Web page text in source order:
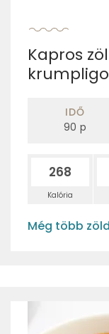
Kapros
IDŐ
90 p
268
Kalória
Még több